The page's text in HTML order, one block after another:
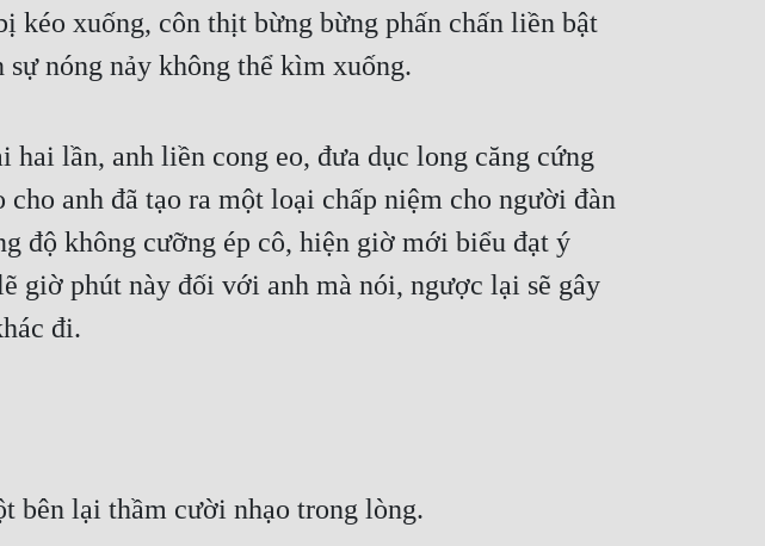
xuống, côn thịt bừng bừng phấn chấn liền bật
nóng nảy không thể kìm xuống.
lần, anh liền cong eo, đưa dục long căng cứng
anh đã tạo ra một loại chấp niệm cho người đàn
độ không cưỡng ép cô, hiện giờ mới biểu đạt ý
giờ phút này đối với anh mà nói, ngược lại sẽ gây
đi.
bên lại thầm cười nhạo trong lòng.